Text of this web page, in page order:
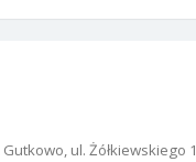
ul. Żółkiewskiego 1